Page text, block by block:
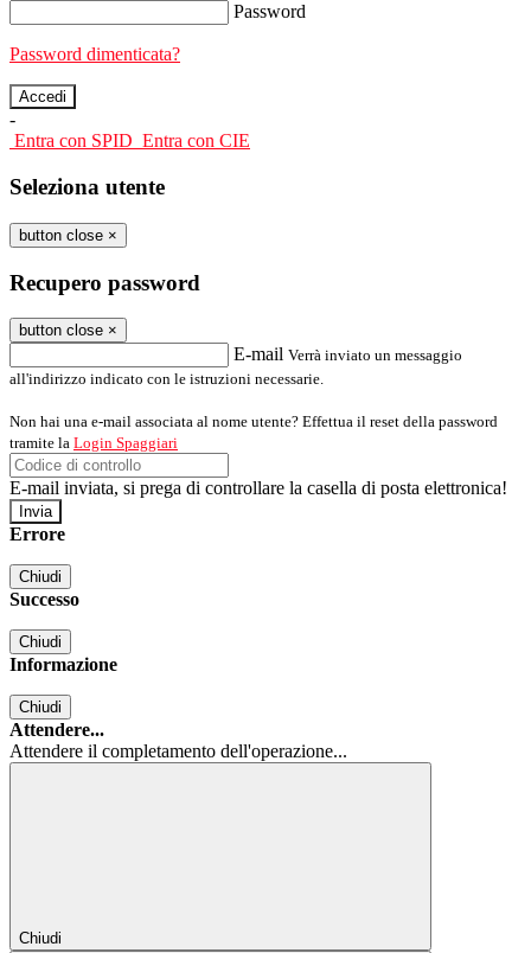
Password
Password dimenticata?
-
Entra con SPID Entra con CIE
Seleziona utente
button close ×
Recupero password
button close ×
E-mail Verrà inviato un messaggio
all'indirizzo indicato con le istruzioni necessarie.
Non hai una e-mail associata al nome utente? Effettua il reset della password
tramite la Login Spaggiari
E-mail inviata, si prega di controllare la casella di posta elettronica!
Errore
Chiudi
Successo
Chiudi
Informazione
Chiudi
Attendere...
Attendere il completamento dell'operazione...
Chiudi